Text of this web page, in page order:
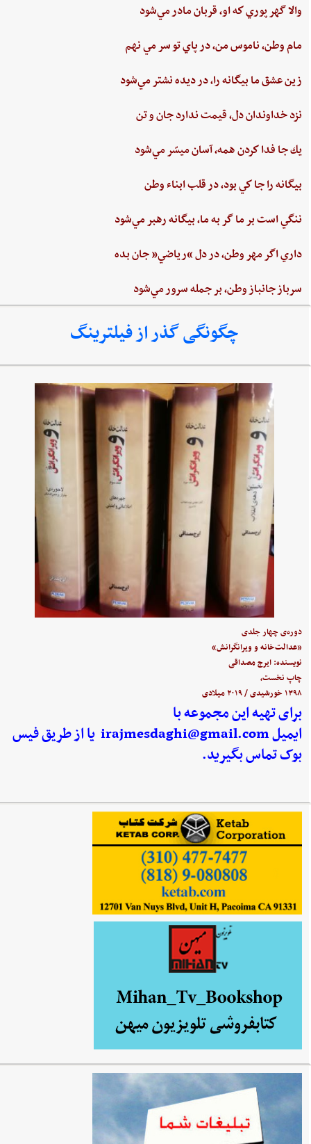
والا گهر پوري‌ كه او، قربان مادر مي‌شود
مام‌ وطن‌، ناموس‌ من‌، در پاي ‌تو سر مي نهم‌
زين‌ عشق‌ ما بيگانه را، در ديده ‌نشتر مي‌شود
نزد خداوندان دل،‌ قيمت‌ ندارد جان‌ و تن
يك جا فدا كردن‌ همه،‌ آسان ميسّر مي‌شود
بيگانه‌ را جا كي‌ بود، در قلب‌ ابناء وطن
ننگي ‌است ‌بر ما گر به ‌ما، بيگانه‌ رهبر مي‌شود
داري‌ اگر مهر وطن،‌ در دل‌ “رياضي”‌ جان ‌بده‌
سرباز جانباز وطن،‌ بر جمله سرور مي‌شود
چگونگی گذر از فیلترینگ
دوره‌ی چهار جلدی
«عدالت‌خانه و ویرانگرانش»
نویسنده: ایرج مصداقی
چاپ نخست،
۱۳۹۸ خورشیدی / ۲۰۱۹ میلادی
برای تهیه این مجموعه با
ایمیلirajmesdaghi@gmail.com یا از طریق فیس
بوک تماس بگیرید.